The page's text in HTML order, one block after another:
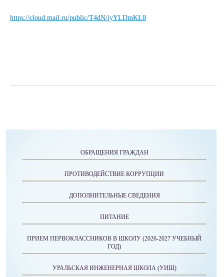
https://cloud.mail.ru/public/T4dN/iyYLDmKL8
ОБРАЩЕНИЯ ГРАЖДАН
ПРОТИВОДЕЙСТВИЕ КОРРУПЦИИ
ДОПОЛНИТЕЛЬНЫЕ СВЕДЕНИЯ
ПИТАНИЕ
ПРИЕМ ПЕРВОКЛАССНИКОВ В ШКОЛУ (2026-2027 УЧЕБНЫЙ
ГОД)
УРАЛЬСКАЯ ИНЖЕНЕРНАЯ ШКОЛА (УИШ)